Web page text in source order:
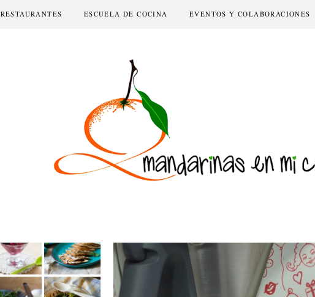
RESTAURANTES ESCUELA DE COCINA EVENTOS Y COLABORACIONES